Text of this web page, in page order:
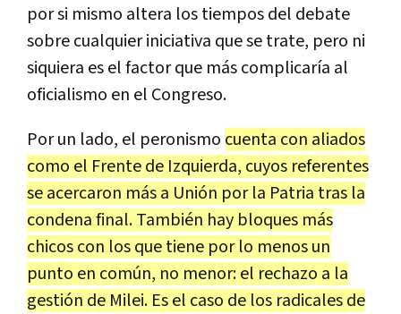
por si mismo altera los tiempos del debate
sobre cualquier iniciativa que se trate, pero ni
siquiera es el factor que más complicaría al
oficialismo en el Congreso.
Por un lado, el peronismo cuenta con aliados
como el Frente de Izquierda, cuyos referentes
se acercaron más a Unión por la Patria tras la
condena final. También hay bloques más
chicos con los que tiene por lo menos un
punto en común, no menor: el rechazo a la
gestión de Milei. Es el caso de los radicales de